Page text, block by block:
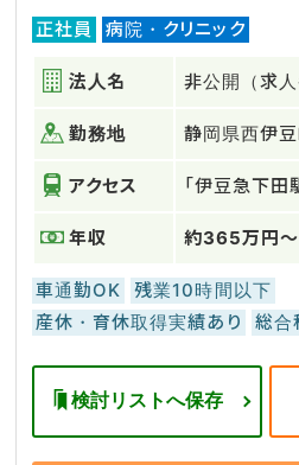
正社員 病院・クリニック
法人名 非公開（求
勤務地 静岡県西伊
アクセス 「伊豆急下田
年収 約365万円
車通勤OK
残業10時間以下
産休・育休取得実績あり
総合
検討リストへ保存